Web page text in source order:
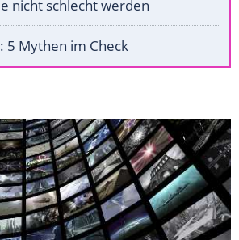
nicht schlecht werden
5 Mythen im Check